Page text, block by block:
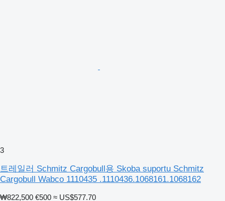
3
트레일러 Schmitz Cargobull용 Skoba suportu Schmitz
Cargobull Wabco 1110435 .1110436.1068161.1068162
₩822,500 €500 ≈ US$577.70